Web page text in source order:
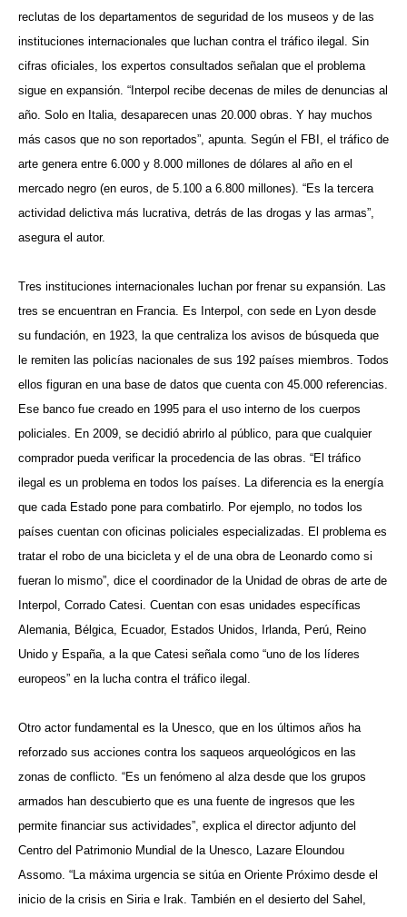
reclutas de los departamentos de seguridad de los museos y de las
instituciones internacionales que luchan contra el tráfico ilegal. Sin
cifras oficiales, los expertos consultados señalan que el problema
sigue en expansión. “Interpol recibe decenas de miles de denuncias al
año. Solo en Italia, desaparecen unas 20.000 obras. Y hay muchos
más casos que no son reportados”, apunta. Según el FBI, el tráfico de
arte genera entre 6.000 y 8.000 millones de dólares al año en el
mercado negro (en euros, de 5.100 a 6.800 millones). “Es la tercera
actividad delictiva más lucrativa, detrás de las drogas y las armas”,
asegura el autor.
Tres instituciones internacionales luchan por frenar su expansión. Las
tres se encuentran en Francia. Es Interpol, con sede en Lyon desde
su fundación, en 1923, la que centraliza los avisos de búsqueda que
le remiten las policías nacionales de sus 192 países miembros. Todos
ellos figuran en una base de datos que cuenta con 45.000 referencias.
Ese banco fue creado en 1995 para el uso interno de los cuerpos
policiales. En 2009, se decidió abrirlo al público, para que cualquier
comprador pueda verificar la procedencia de las obras. “El tráfico
ilegal es un problema en todos los países. La diferencia es la energía
que cada Estado pone para combatirlo. Por ejemplo, no todos los
países cuentan con oficinas policiales especializadas. El problema es
tratar el robo de una bicicleta y el de una obra de Leonardo como si
fueran lo mismo”, dice el coordinador de la Unidad de obras de arte de
Interpol, Corrado Catesi. Cuentan con esas unidades específicas
Alemania, Bélgica, Ecuador, Estados Unidos, Irlanda, Perú, Reino
Unido y España, a la que Catesi señala como “uno de los líderes
europeos” en la lucha contra el tráfico ilegal.
Otro actor fundamental es la Unesco, que en los últimos años ha
reforzado sus acciones contra los saqueos arqueológicos en las
zonas de conflicto. “Es un fenómeno al alza desde que los grupos
armados han descubierto que es una fuente de ingresos que les
permite financiar sus actividades”, explica el director adjunto del
Centro del Patrimonio Mundial de la Unesco, Lazare Eloundou
Assomo. “La máxima urgencia se sitúa en Oriente Próximo desde el
inicio de la crisis en Siria e Irak. También en el desierto del Sahel,